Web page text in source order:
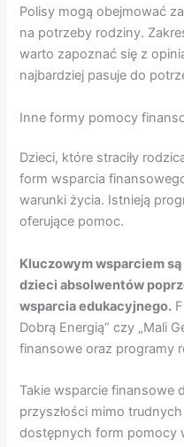
Polisy mogą obejmować
na potrzeby rodziny.
warto zapoznać się z
najbardziej pasuje do
Inne formy pomocy
Dzieci, które straciły
form wsparcia
warunki życia. Istnieją
oferujące pomoc.
Kluczowym wsparciem
dzieci absolwentów
wsparcia edukacyjnego.
Dobrą Energią” czy „Mali
finansowe oraz programy
Takie wsparcie finansowe
przyszłości mimo
dostępnych form pomocy